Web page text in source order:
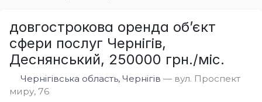
довгострокова оренда об’єкт
сфери послуг Чернігів,
Деснянський, 250000 грн./міс.
Чернігівська область, Чернігів — вул. Проспект
миру, 76